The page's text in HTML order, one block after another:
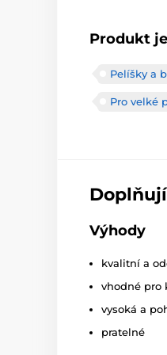
Produkt
Pelíšky a
Pro velké
Výhody
kvalitní a
vhodné pro
vysoká a
pratelné